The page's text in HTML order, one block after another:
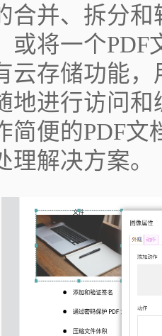
合并、拆分
或将一个
云存储功能
地进行访问
简便的PDF
解决方案。